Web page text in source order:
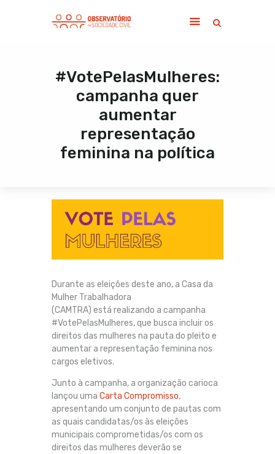
#VotePelasMulheres:
campanha quer
aumentar
representação
feminina na política
Home
Sobre
Publicações
Contato
Durante as eleições deste ano, a Casa da
Mulher Trabalhadora
(CAMTRA) está realizando a campanha
#VotePelasMulheres, que busca incluir os
direitos das mulheres na pauta do pleito e
aumentar a representação feminina nos
cargos eletivos.
Junto à campanha, a organização carioca
lançou uma Carta Compromisso,
apresentando um conjunto de pautas com
as quais candidatas/os às eleições
municipais comprometidas/os com os
direitos das mulheres deverão se